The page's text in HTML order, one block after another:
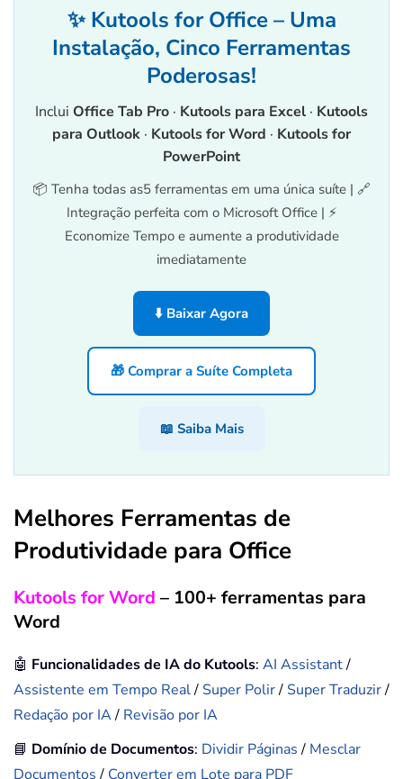
✨ Kutools for Office – Uma
Instalação, Cinco Ferramentas
Poderosas!
Inclui Office Tab Pro · Kutools para Excel · Kutools
para Outlook · Kutools for Word · Kutools for
PowerPoint
📦 Tenha todas as5 ferramentas em uma única suíte | 🔗
Integração perfeita com o Microsoft Office | ⚡
Economize Tempo e aumente a produtividade
imediatamente
⬇️ Baixar Agora
🎁 Comprar a Suíte Completa
📖 Saiba Mais
Melhores Ferramentas de
Produtividade para Office
Kutools for Word – 100+ ferramentas para
Word
🤖 Funcionalidades de IA do Kutools: AI Assistant/
Assistente em Tempo Real/ Super Polir/ Super Traduzir/
Redação por IA/ Revisão por IA
📘 Domínio de Documentos: Dividir Páginas/ Mesclar
Documentos/ Converter em Lote para PDF